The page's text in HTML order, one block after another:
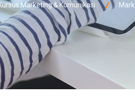
Marketing & Komunikasi